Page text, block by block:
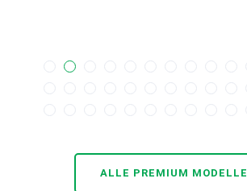
ALLE PREMIUM MODELLE